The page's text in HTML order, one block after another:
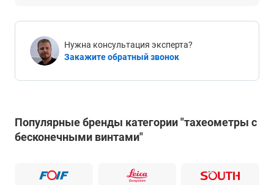
Нужна консультация эксперта?
Закажите обратный звонок
Популярные бренды категории "тахеометры с
бесконечными винтами"